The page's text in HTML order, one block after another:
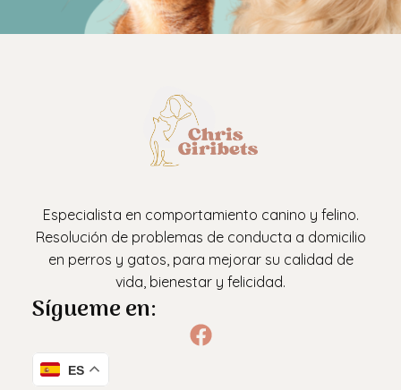
Especialista en comportamiento canino y felino.
Resolución de problemas de conducta a domicilio
en perros y gatos, para mejorar su calidad de
vida, bienestar y felicidad.
Sígueme en:
ES